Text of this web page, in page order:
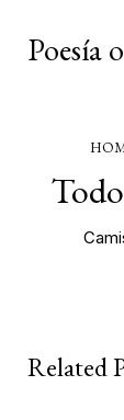
Poesía
Related